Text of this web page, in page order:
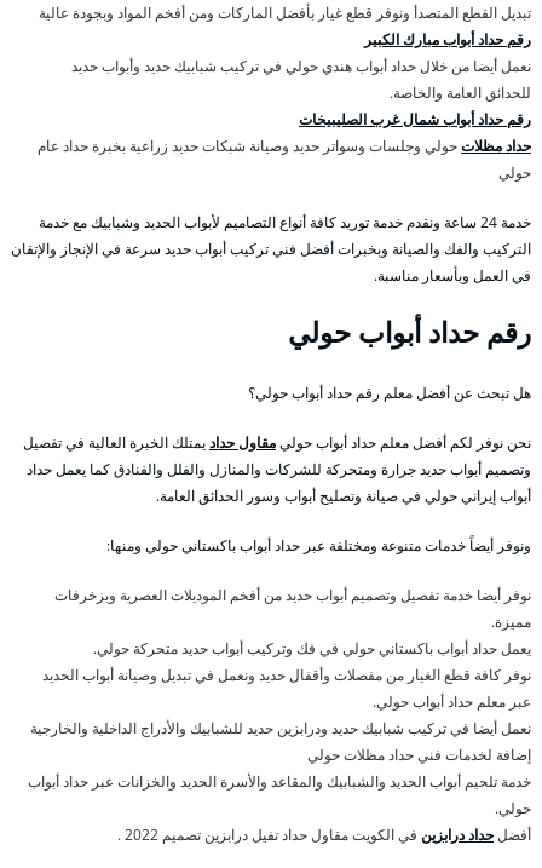
تبديل القطع المتصدأ ونوفر قطع غيار بأفضل الماركات ومن أفخم المواد وبجودة عالية
رقم حداد أبواب مبارك الكبير
نعمل أيضا من خلال حداد أبواب هندي حولي في تركيب شبابيك حديد وأبواب حديد
للحدائق العامة والخاصة.
رقم حداد أبواب شمال غرب الصليبيخات
حداد مظلاتحولي وجلسات وسواتر حديد وصيانة شبكات حديد زراعية بخبرة حداد عام
حولي
خدمة 24 ساعة ونقدم خدمة توريد كافة أنواع التصاميم لأبواب الحديد وشبابيك مع خدمة
التركيب والفك والصيانة وبخبرات أفضل فني تركيب أبواب حديد سرعة في الإنجاز والإتقان
في العمل وبأسعار مناسبة.
رقم حداد أبواب حولي
هل تبحث عن أفضل معلم رقم حداد أبواب حولي؟
نحن نوفر لكم أفضل معلم حداد أبواب حوليمقاول حداديمتلك الخبرة العالية في تفصيل
وتصميم أبواب حديد جرارة ومتحركة للشركات والمنازل والفلل والفنادق كما يعمل حداد
أبواب إيراني حولي في صيانة وتصليح أبواب وسور الحدائق العامة.
ونوفر أيضاً خدمات متنوعة ومختلفة عبر حداد أبواب باكستاني حولي ومنها:
نوفر أيضا خدمة تفصيل وتصميم أبواب حديد من أفخم الموديلات العصرية وبزخرفات
مميزة.
يعمل حداد أبواب باكستاني حولي في فك وتركيب أبواب حديد متحركة حولي.
نوفر كافة قطع الغيار من مفصلات وأقفال حديد ونعمل في تبديل وصيانة أبواب الحديد
عبر معلم حداد أبواب حولي.
نعمل أيضا في تركيب شبابيك حديد ودرابزين حديد للشبابيك والأدراج الداخلية والخارجية
إضافة لخدمات فني حداد مظلات حولي
خدمة تلحيم أبواب الحديد والشبابيك والمقاعد والأسرة الحديد والخزانات عبر حداد أبواب
حولي.
أفضلحداد درابزين في الكويت مقاول حداد تفيل درابزين تصميم 2022 .